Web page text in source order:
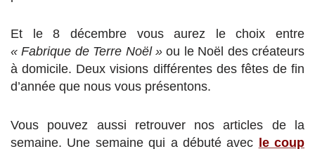
Et le 8 décembre vous aurez le choix entre
« Fabrique de Terre Noël » ou le Noël des créateurs
à domicile. Deux visions différentes des fêtes de fin
d’année que nous vous présentons.
Vous pouvez aussi retrouver nos articles de la
semaine. Une semaine qui a débuté avec
le coup